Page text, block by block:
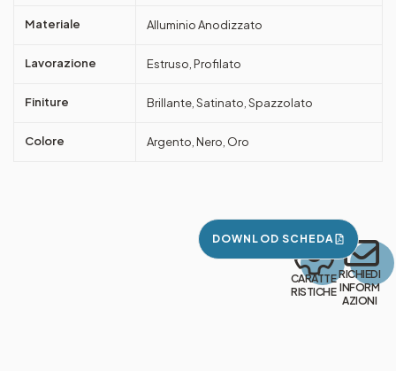
Materiale Alluminio Anodizzato
Lavorazione Estruso, Profilato
Finiture Brillante, Satinato, Spazzolato
Colore Argento, Nero, Oro
DOWNLOD SCHEDA
CARATTE
RISTICHE
RICHIEDI
INFORM
AZIONI